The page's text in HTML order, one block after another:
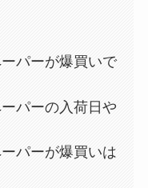
パーが爆買いで
パーの入荷日や
パーが爆買いは